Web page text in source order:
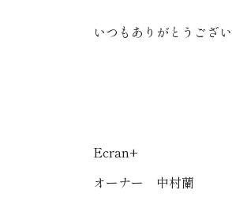
いつもありがとうござ
Ecran+
オーナー 中村蘭